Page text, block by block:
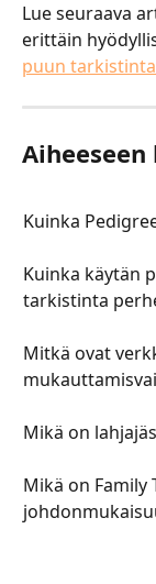
​​​​​​​​Lue seuraava
erittäin
puun
Kuinka
Kuinka käytän
tarkistinta
Mitkä ovat
Mikä on
Mikä on Family